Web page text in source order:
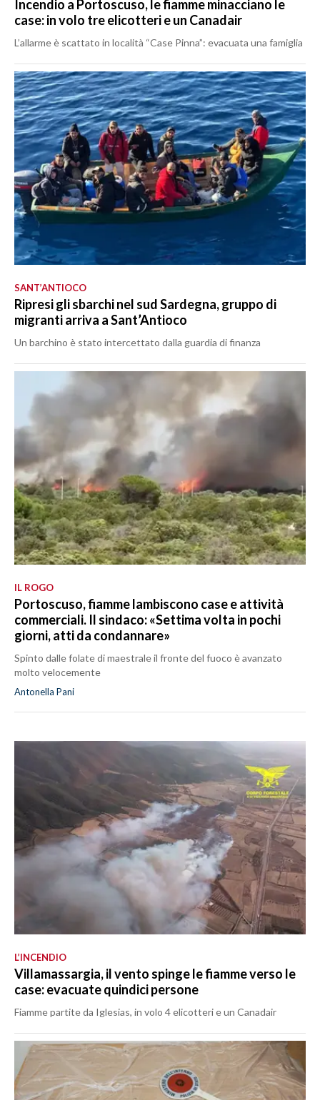
Incendio a Portoscuso, le fiamme minacciano le
case: in volo tre elicotteri e un Canadair
L’allarme è scattato in località “Case Pinna”: evacuata una famiglia
SANT’ANTIOCO
Ripresi gli sbarchi nel sud Sardegna, gruppo di
migranti arriva a Sant’Antioco
Un barchino è stato intercettato dalla guardia di finanza
IL ROGO
Portoscuso, fiamme lambiscono case e attività
commerciali. Il sindaco: «Settima volta in pochi
giorni, atti da condannare»
Spinto dalle folate di maestrale il fronte del fuoco è avanzato
molto velocemente
Antonella Pani
L’INCENDIO
Villamassargia, il vento spinge le fiamme verso le
case: evacuate quindici persone
Fiamme partite da Iglesias, in volo 4 elicotteri e un Canadair